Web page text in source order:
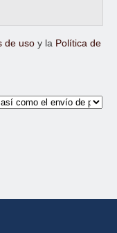
de uso y la Política de